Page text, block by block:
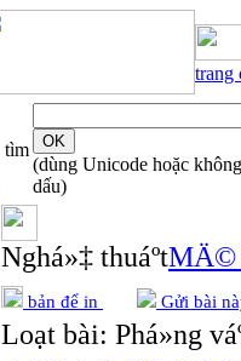
trang
tìm
(dùng Unicode hoặc không
dấu)
Nghá»‡ thuáº­tMÄ©
bản để in Gửi bài
Loạt bài: Phá»ng